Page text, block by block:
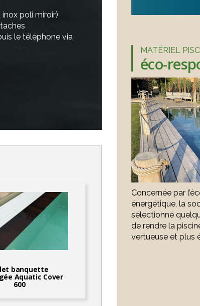
poli miroir)
le téléphone via
banquette
Aquatic Cover
600
MATÉRIEL
éco-
Concernée par
énergétique, la
sélectionné
de rendre la
vertueuse et plus